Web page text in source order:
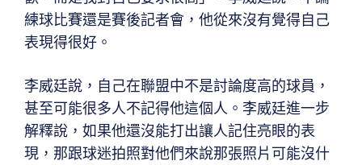
練球比賽還是賽後記者會，他從來沒有覺得自己
表現得很好。
李威廷說，自己在聯盟中不是討論度高的球員，
甚至可能很多人不記得他這個人。李威廷進一步
解釋說，如果他還沒能打出讓人記住亮眼的表
現，那跟球迷拍照對他們來說那張照片可能沒什